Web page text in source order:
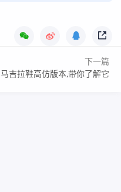
下一篇
马吉拉鞋高仿版本,带你了解它